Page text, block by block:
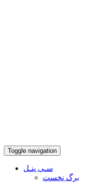
Toggle navigation
سـی پنـل
برگ نخست